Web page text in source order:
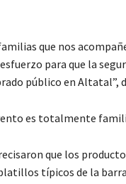
que nos
para que la
público en Altatal”,
es totalmente
que los
típicos de la